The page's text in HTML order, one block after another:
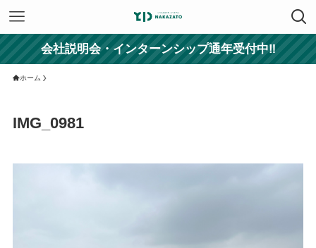
会社説明会・インターンシップ通年受付中‼
ホーム
IMG_0981